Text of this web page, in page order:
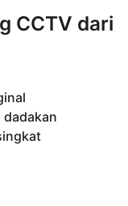
CCTV dari
dadakan